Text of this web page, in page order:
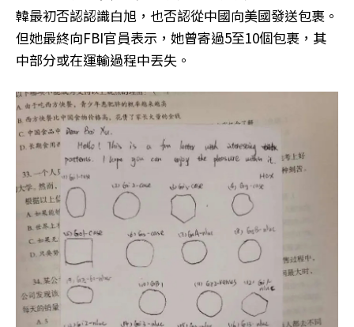
韓最初否認認識白旭，也否認從中國向美國發送包裹。
但她最終向FBI官員表示，她曾寄過5至10個包裹，其
中部分或在運輸過程中丟失。